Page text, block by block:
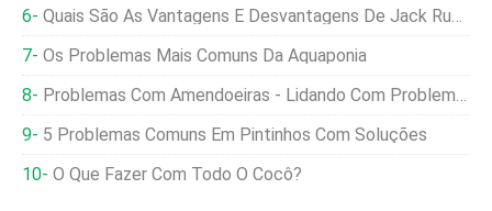
Quais São As Vantagens E Desvantagens De Jack Russell Terriers?
Os Problemas Mais Comuns Da Aquaponia
Problemas Com Amendoeiras - Lidando Com Problemas Comuns Com Amendoeiras
5 Problemas Comuns Em Pintinhos Com Soluções
O Que Fazer Com Todo O Cocô?